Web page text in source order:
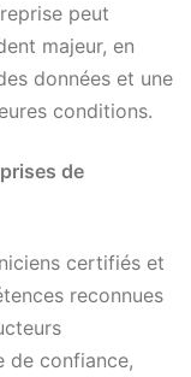
peut
majeur, en
données et une
conditions.
de
certifiés et
reconnues
de confiance,